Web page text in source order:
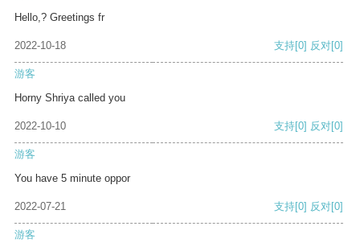
Hello,? Greetings fr
2022-10-18 支持[0] 反对[0]
游客
Horny Shriya called you
2022-10-10 支持[0] 反对[0]
游客
You have 5 minute oppor
2022-07-21 支持[0] 反对[0]
游客